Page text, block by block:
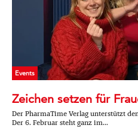
Events
Zeichen setzen für
Der PharmaTime Verlag unterstützt
Der 6. Februar steht ganz im...